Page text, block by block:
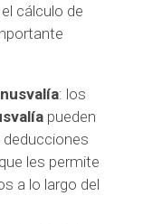
cálculo de
: los
pueden
les permite
a lo largo del